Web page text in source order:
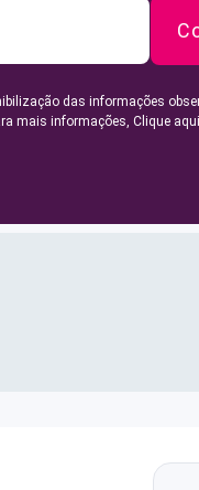
das informações
mais informações, Clique